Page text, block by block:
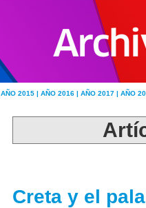
AÑO 2015 | AÑO 2016 | AÑO 2017 | AÑO
Creta y el